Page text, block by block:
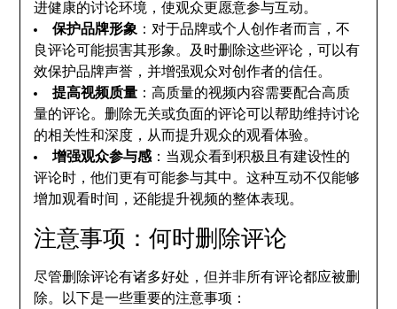
进健康的讨论环境，使观众更愿意参与互动。
保护品牌形象 ：对于品牌或个人创作者而言，不
良评论可能损害其形象。及时删除这些评论，可以有
效保护品牌声誉，并增强观众对创作者的信任。
提高视频质量 ：高质量的视频内容需要配合高质
量的评论。删除无关或负面的评论可以帮助维持讨论
的相关性和深度，从而提升观众的观看体验。
增强观众参与感 ：当观众看到积极且有建设性的
评论时，他们更有可能参与其中。这种互动不仅能够
增加观看时间，还能提升视频的整体表现。
注意事项：何时删除评论
尽管删除评论有诸多好处，但并非所有评论都应被删
除。以下是一些重要的注意事项：